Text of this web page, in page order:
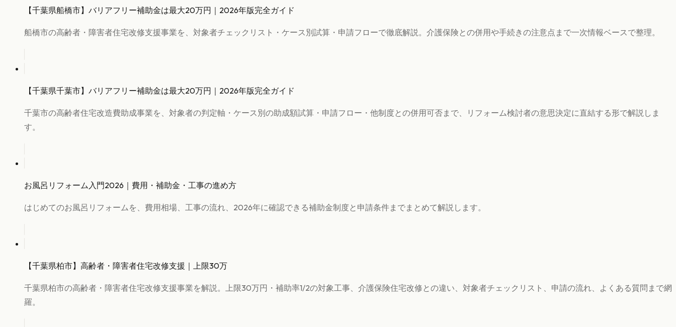
【千葉県船橋市】バリアフリー補助金は最大20万円｜2026年版完全ガイド
船橋市の高齢者・障害者住宅改修支援事業を、対象者チェックリスト・ケース別試算・申請フローで徹底解説。介護保険との併用や手続きの注意点まで一次情報ベースで整理。
【千葉県千葉市】バリアフリー補助金は最大20万円｜2026年版完全ガイド
千葉市の高齢者住宅改造費助成事業を、対象者の判定軸・ケース別の助成額試算・申請フロー・他制度との併用可否まで、リフォーム検討者の意思決定に直結する形で解説しま
す。
お風呂リフォーム入門2026｜費用・補助金・工事の進め方
はじめてのお風呂リフォームを、費用相場、工事の流れ、2026年に確認できる補助金制度と申請条件までまとめて解説します。
【千葉県柏市】高齢者・障害者住宅改修支援｜上限30万
千葉県柏市の高齢者・障害者住宅改修支援事業を解説。上限30万円・補助率1/2の対象工事、介護保険住宅改修との違い、対象者チェックリスト、申請の流れ、よくある質問まで網
羅。